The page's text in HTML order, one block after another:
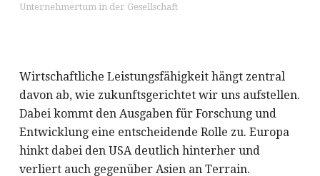
Unternehmertum in der Gesellschaft
Wirtschaftliche Leistungsfähigkeit hängt zentral
davon ab, wie zukunftsgerichtet wir uns aufstellen.
Dabei kommt den Ausgaben für Forschung und
Entwicklung eine entscheidende Rolle zu. Europa
hinkt dabei den USA deutlich hinterher und
verliert auch gegenüber Asien an Terrain.